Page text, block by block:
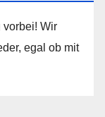
vorbei! Wir
egal ob mit